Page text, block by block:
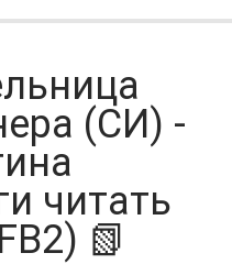
(СИ) -
читать
📗